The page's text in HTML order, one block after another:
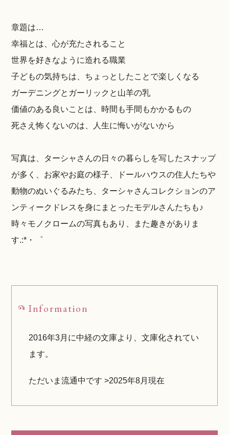
章題は…
幸福とは、心が充たされること
世界を好きなように造れる職業
子どもの気持ちは、ちょっとしたことで楽しくなる
ガーデニングとガーリックと山羊の乳
価値のある良いことは、時間も手間もかかるもの
死さえ怖くないのは、人生に悔いがないから
写真は、ターシャさんの日々の暮らしを写したスナップ
が多く、お家やお庭の様子、ドールハウスの住人たちや
動物のぬいぐるみたち、ターシャさんコレクションのア
ンティークドレスを身にまとったモデルさんたちも♪
時々モノクロームの写真もあり、また趣きがありま
す.:*・゜
Information
2016年3月に中経の文庫より、文庫化されてい
ます。
ただいま流通中です >2025年8月現在